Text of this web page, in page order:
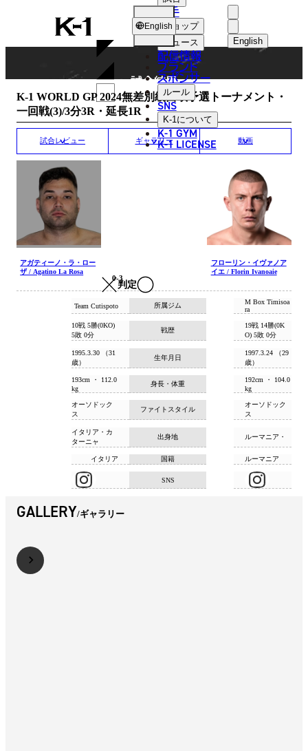
K-
1
English
選手
ショップ
ニュース
配信情報
ブランド
スポンサー
ルール
SNS
K-1について
K-1 GYM
K-1 LICENSE
English
MATCH RESULT
試合結果
K-1 WORLD GP 2024無差別級西欧予選トーナメント・
一回戦(3)/3分3R・延長1R
試合レビュー ギャラリー 動画
アガティーノ・ラ・ロー
ザ / Agatino La Rosa
判定
0-3
フローリン・イヴァノア
イエ / Florin Ivanoaie
所属ジム
Team Cutispoto
M Box Timisoa
ra
戦歴
10戦 5勝(0KO)
5敗 0分
19戦 14勝(0K
O) 5敗 0分
生年月日
1995.3.30 （31
歳）
1997.3.24 （29
歳）
身長・体重
193cm ・ 112.0
kg
192cm ・ 104.0
kg
ファイトスタイル
オーソドック
ス
オーソドック
ス
出身地
イタリア・カ
ターニャ
ルーマニア・
国籍
イタリア ルーマニア
SNS
GALLERY ギャラリー